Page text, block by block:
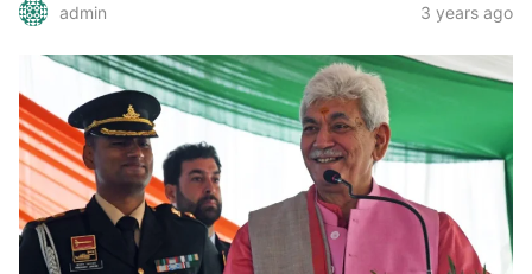
admin 3 years ago